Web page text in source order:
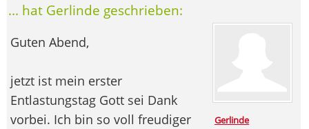
... hat Gerlinde geschrieben:
Gerlinde
Guten Abend,
jetzt ist mein erster
Entlastungstag Gott sei Dank
vorbei. Ich bin so voll freudiger